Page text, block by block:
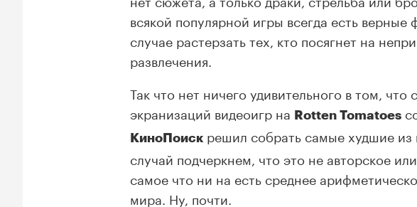
всякой популярной игры всегда есть
случае растерзать тех, кто посягнет на
развлечения.
Так что нет ничего удивительного в том,
экранизаций видеоигр на Rotten Tomatoes
КиноПоиск решил собрать самые худшие из
случай подчеркнем, что это не авторское
самое что ни на есть среднее
мира. Ну, почти.